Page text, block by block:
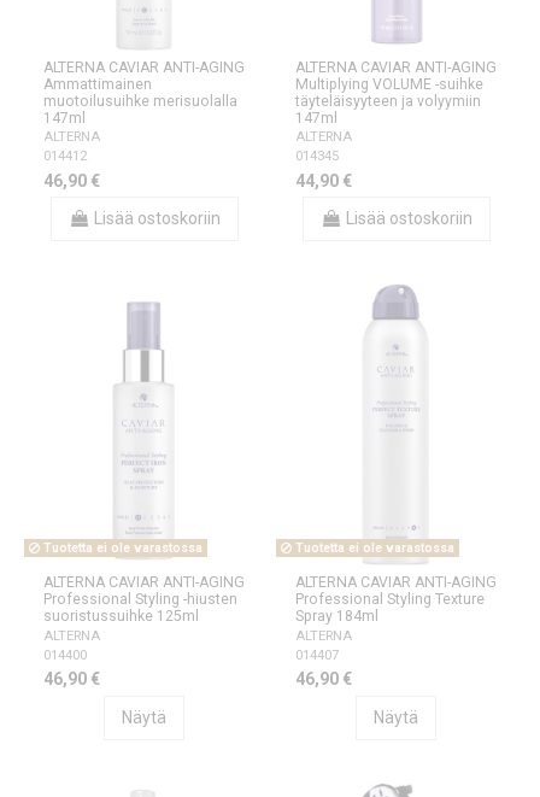
ALTERNA CAVIAR ANTI-AGING
Ammattimainen
muotoilusuihke merisuolalla
147ml
ALTERNA
014412
46,90 €
Lisää ostoskoriin
ALTERNA CAVIAR ANTI-AGING
Multiplying VOLUME -suihke
täyteläisyyteen ja volyymiin
147ml
ALTERNA
014345
44,90 €
Lisää ostoskoriin
Tuotetta ei ole varastossa
ALTERNA CAVIAR ANTI-AGING
Professional Styling -hiusten
suoristussuihke 125ml
ALTERNA
014400
46,90 €
Näytä
Tuotetta ei ole varastossa
ALTERNA CAVIAR ANTI-AGING
Professional Styling Texture
Spray 184ml
ALTERNA
014407
46,90 €
Näytä